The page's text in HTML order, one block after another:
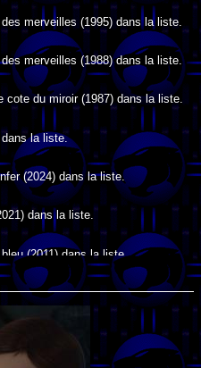
merveilles (1995) dans la liste.
merveilles (1988) dans la liste.
cote du miroir (1987) dans la liste.
la liste.
(2024) dans la liste.
dans la liste.
(2011) dans la liste.
(2009) dans la liste.
dans la liste.